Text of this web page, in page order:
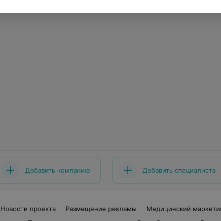
Добавить компанию Добавить специалиста
Новости проекта Размещение рекламы
Медицинский